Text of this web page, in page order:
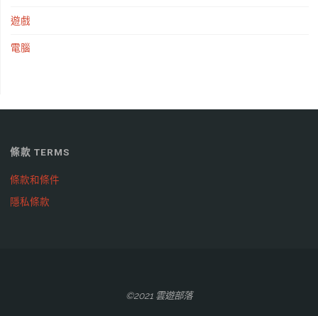
遊戲
電腦
條款 TERMS
條款和條件
隱私條款
©2021 雲遊部落